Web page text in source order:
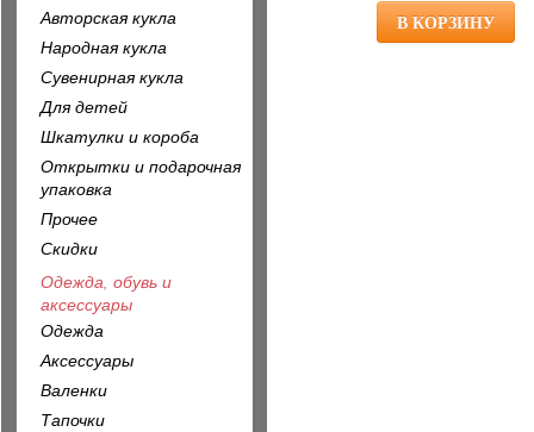
Авторская кукла
Народная кукла
Сувенирная кукла
Для детей
Шкатулки и короба
Открытки и подарочная
упаковка
Прочее
Скидки
Одежда, обувь и
аксессуары
Одежда
Аксессуары
Валенки
Тапочки